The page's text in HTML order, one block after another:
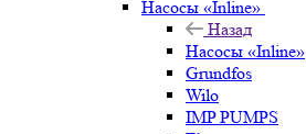
Насосы «Inline»
Назад
Насосы «Inline»
Grundfos
Wilo
IMP PUMPS